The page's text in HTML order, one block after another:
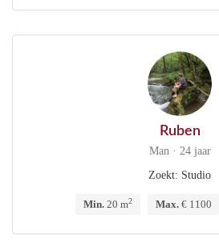
Ruben
Man · 24 jaar
Zoekt: Studio
Min. 20 m2 Max. € 1100